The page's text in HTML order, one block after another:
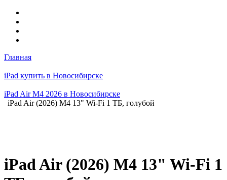
Главная
iPad купить в Новосибирске
iPad Air M4 2026 в Новосибирске
iPad Air (2026) M4 13" Wi-Fi 1 ТБ, голубой
iPad Air (2026) M4 13" Wi-Fi 1